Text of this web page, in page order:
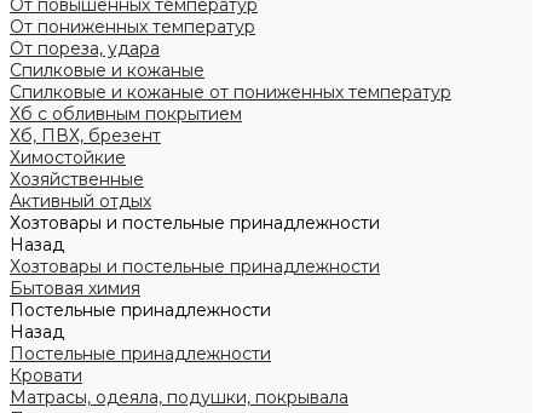
От повышенных температур
От пониженных температур
От пореза, удара
Спилковые и кожаные
Спилковые и кожаные от пониженных температур
Хб с обливным покрытием
Хб, ПВХ, брезент
Химостойкие
Хозяйственные
Активный отдых
Хозтовары и постельные принадлежности
Назад
Хозтовары и постельные принадлежности
Бытовая химия
Постельные принадлежности
Назад
Постельные принадлежности
Кровати
Матрасы, одеяла, подушки, покрывала